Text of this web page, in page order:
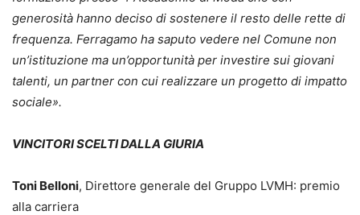
generosità hanno deciso di sostenere il resto delle rette di
frequenza. Ferragamo ha saputo vedere nel Comune non
un’istituzione ma un’opportunità per investire sui giovani
talenti, un partner con cui realizzare un progetto di impatto
sociale».
VINCITORI SCELTI DALLA GIURIA
Toni Belloni, Direttore generale del Gruppo LVMH: premio
alla carriera